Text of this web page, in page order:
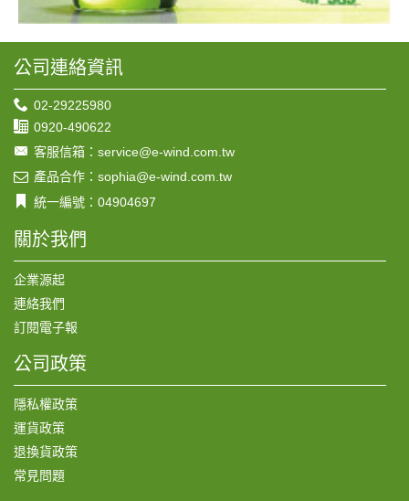
公司連絡資訊
02-29225980
0920-490622
客服信箱：service@e-wind.com.tw
產品合作：sophia@e-wind.com.tw
統一編號：04904697
關於我們
企業源起
連絡我們
訂閱電子報
公司政策
隱私權政策
運貨政策
退換貨政策
常見問題